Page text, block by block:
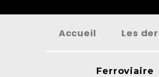
Accueil Les
Ferroviaire